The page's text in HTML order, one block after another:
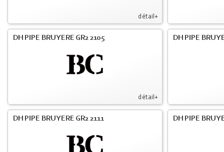
détail+
détail+
DH PIPE BRUYERE GR2 2105 DH PIPE
DH PIPE BRUYERE GR2 2111 DH PIPE